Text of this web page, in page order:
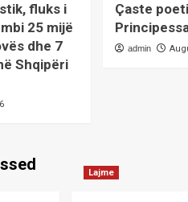
fluks i
25 mijë
dhe 7
Shqipëri
Çaste
admin
Lajme